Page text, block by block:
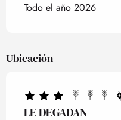
Todo el año 2026
Ubicación
LE DEGADAN